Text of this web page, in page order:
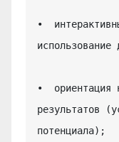
•
использование
•  ориентация
результатов
потенциала);